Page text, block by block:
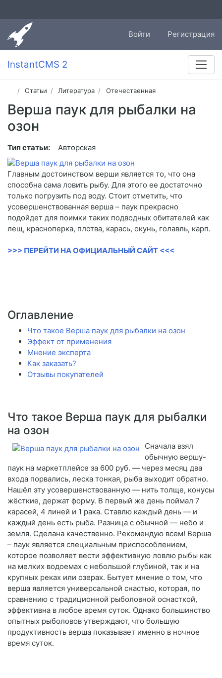
Войти Регистрация
InstantCMS 2
Статьи Литература Отечественная
Верша паук для рыбалки на
озон
Тип статьи: Авторская
Главным достоинством верши является то, что она
способна сама ловить рыбу. Для этого ее достаточно
только погрузить под воду. Стоит отметить, что
усовершенствованная верша – паук прекрасно
подойдет для поимки таких подводных обитателей как
лещ, красноперка, плотва, карась, окунь, голавль, карп.
>>> ПЕРЕЙТИ НА ОФИЦИАЛЬНЫЙ САЙТ <<<
Оглавление
Что такое Верша паук для рыбалки на озон
Эффект от применения
Мнение эксперта
Как заказать?
Отзывы покупателей
Что такое Верша паук для рыбалки
на озон
Сначала взял
обычную вершу-
паук на маркетплейсе за 600 руб. — через месяц два
входа порвались, леска тонкая, рыба выходит обратно.
Нашёл эту усовершенствованную — нить толще, конусы
жёсткие, держат форму. В первый же день поймал 7
карасей, 4 линей и 1 рака. Ставлю каждый день — и
каждый день есть рыба. Разница с обычной — небо и
земля. Сделана качественно. Рекомендую всем! Верша
– паук является специальным приспособлением,
которое позволяет вести эффективную ловлю рыбы как
на мелких водоемах с небольшой глубиной, так и на
крупных реках или озерах. Бытует мнение о том, что
верша является универсальной снастью, которая, по
сравнению с традиционной рыболовной оснасткой,
эффективна в любое время суток. Однако большинство
опытных рыболовов утверждают, что большую
продуктивность верша показывает именно в ночное
время суток.